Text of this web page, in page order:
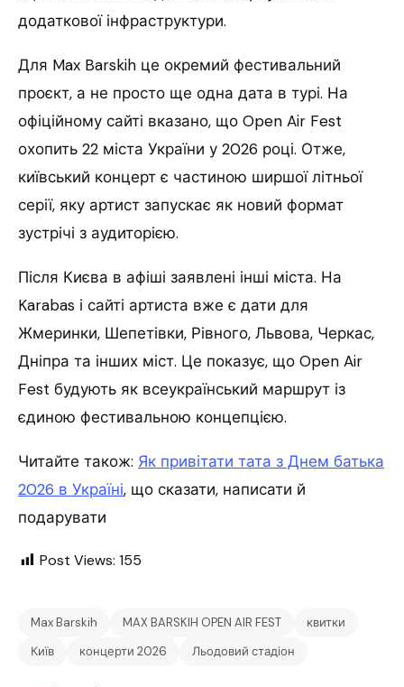
додаткової інфраструктури.
Для Max Barskih це окремий фестивальний
проєкт, а не просто ще одна дата в турі. На
офіційному сайті вказано, що Open Air Fest
охопить 22 міста України у 2026 році. Отже,
київський концерт є частиною ширшої літньої
серії, яку артист запускає як новий формат
зустрічі з аудиторією.
Після Києва в афіші заявлені інші міста. На
Karabas і сайті артиста вже є дати для
Жмеринки, Шепетівки, Рівного, Львова, Черкас,
Дніпра та інших міст. Це показує, що Open Air
Fest будують як всеукраїнський маршрут із
єдиною фестивальною концепцією.
Читайте також: Як привітати тата з Днем батька
2026 в Україні, що сказати, написати й
подарувати
Post Views: 155
Max Barskih MAX BARSKIH OPEN AIR FEST
квитки
Київ
концерти 2026 Льодовий стадіон